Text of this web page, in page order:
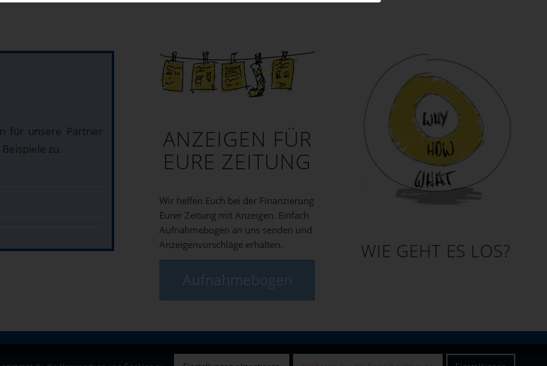
für unsere Partner
zu.
ANZEIGEN FÜR
EURE ZEITUNG
Wir helfen Euch bei der Finanzierung
Eurer Zeitung mit Anzeigen. Einfach
Aufnahmebogen an uns senden und
Anzeigenvorschläge erhalten.
Aufnahmebogen
WIE GEHT ES LOS?